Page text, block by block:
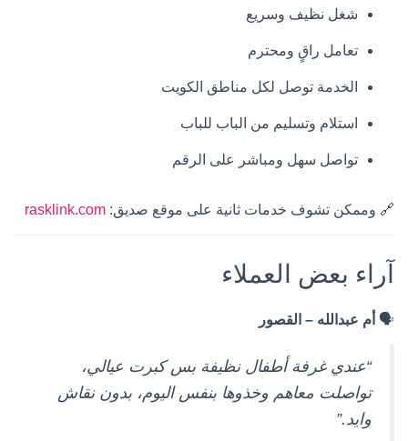
شغل نظيف وسريع
تعامل راقٍ ومحترم
الخدمة توصل لكل مناطق الكويت
استلام وتسليم من الباب للباب
تواصل سهل ومباشر على الرقم
🔗 وممكن تشوف خدمات ثانية على موقع صديق: rasklink.com
آراء بعض العملاء
🗣 أم عبدالله – القصور
“عندي غرفة أطفال نظيفة بس كبرت عيالي،
تواصلت معاهم وخذوها بنفس اليوم، بدون نقاش
وايد.”